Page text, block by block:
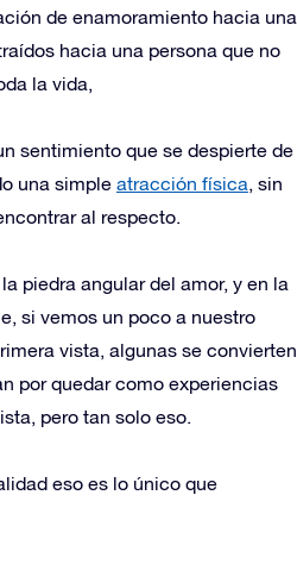
de enamoramiento hacia una
hacia una persona que no
la vida,
sentimiento que se despierte de
una simple atracción física, sin
al respecto.
piedra angular del amor, y en la
si vemos un poco a nuestro
vista, algunas se convierten
por quedar como experiencias
pero tan solo eso.
eso es lo único que